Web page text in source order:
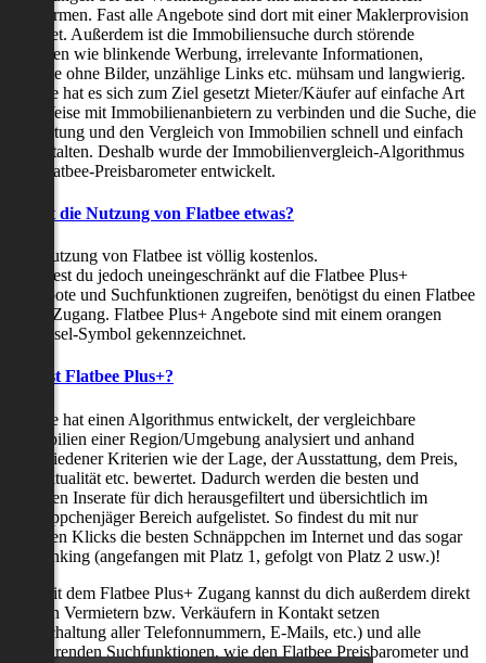
Plattformen. Fast alle Angebote sind dort mit einer Maklerprovision
behaftet. Außerdem ist die Immobiliensuche durch störende
Faktoren wie blinkende Werbung, irrelevante Informationen,
Inserate ohne Bilder, unzählige Links etc. mühsam und langwierig.
Flatbee hat es sich zum Ziel gesetzt Mieter/Käufer auf einfache Art
und Weise mit Immobilienanbietern zu verbinden und die Suche, die
Bewertung und den Vergleich von Immobilien schnell und einfach
zu gestalten. Deshalb wurde der Immobilienvergleich-Algorithmus
und Flatbee-Preisbarometer entwickelt.
Kostet die Nutzung von Flatbee etwas?
Die Nutzung von Flatbee ist völlig kostenlos.
Möchtest du jedoch uneingeschränkt auf die Flatbee Plus+
Angebote und Suchfunktionen zugreifen, benötigst du einen Flatbee
Plus+ Zugang. Flatbee Plus+ Angebote sind mit einem orangen
Schlüssel-Symbol gekennzeichnet.
Was ist Flatbee Plus+?
Flatbee hat einen Algorithmus entwickelt, der vergleichbare
Immobilien einer Region/Umgebung analysiert und anhand
verschiedener Kriterien wie der Lage, der Ausstattung, dem Preis,
der Aktualität etc. bewertet. Dadurch werden die besten und
neuesten Inserate für dich herausgefiltert und übersichtlich im
Schnäppchenjäger Bereich aufgelistet. So findest du mit nur
wenigen Klicks die besten Schnäppchen im Internet und das sogar
als Ranking (angefangen mit Platz 1, gefolgt von Platz 2 usw.)!
Nur mit dem Flatbee Plus+ Zugang kannst du dich außerdem direkt
mit den Vermietern bzw. Verkäufern in Kontakt setzen
(Freischaltung aller Telefonnummern, E-Mails, etc.) und alle
zeitsparenden Suchfunktionen, wie den Flatbee Preisbarometer und